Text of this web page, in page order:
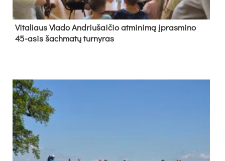
Vi­ta­liaus Vla­do And­riu­šai­čio at­mi­ni­mą įpras­mi­no
45-asis šach­ma­tų tur­ny­ras